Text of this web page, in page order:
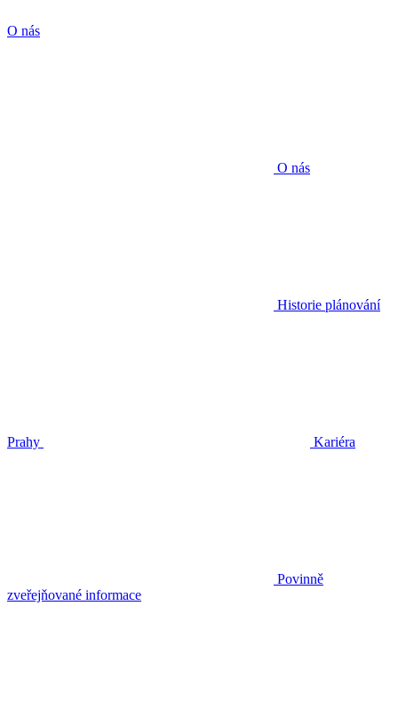
O nás
O nás
Historie plánování
Prahy Kariéra
Povinně
zveřejňované informace